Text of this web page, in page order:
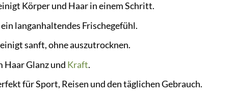
Körper und Haar in einem Schritt.
langanhaltendes Frischegefühl.
sanft, ohne auszutrocknen.
Haar Glanz und Kraft.
für Sport, Reisen und den täglichen Gebrauch.